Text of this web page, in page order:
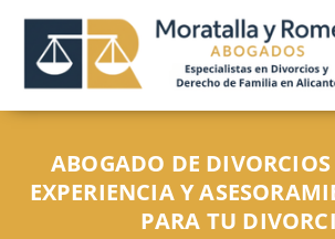
ABOGADO DE DIVORCIOS
EXPERIENCIA Y
PARA TU